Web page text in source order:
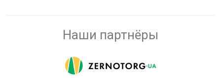
Наши партнёры